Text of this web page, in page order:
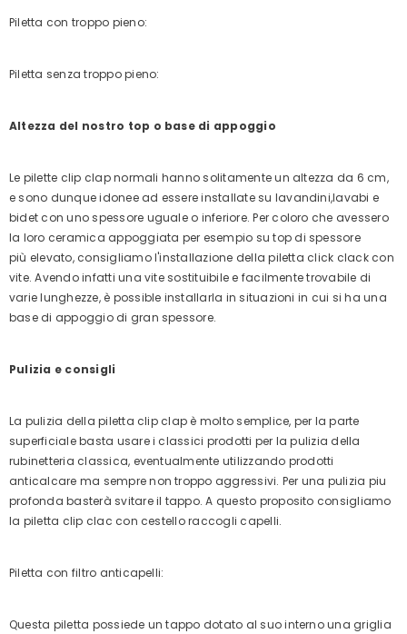
Piletta con troppo pieno:
Piletta senza troppo pieno:
Altezza del nostro top o base di appoggio
Le pilette clip clap normali hanno solitamente un altezza da 6 cm,
e sono dunque idonee ad essere installate su lavandini,lavabi e
bidet con uno spessore uguale o inferiore. Per coloro che avessero
la loro ceramica appoggiata per esempio su top di spessore
più elevato, consigliamo l'installazione della piletta click clack con
vite. Avendo infatti una vite sostituibile e facilmente trovabile di
varie lunghezze, è possible installarla in situazioni in cui si ha una
base di appoggio di gran spessore.
Pulizia e consigli
La pulizia della piletta clip clap è molto semplice, per la parte
superficiale basta usare i classici prodotti per la pulizia della
rubinetteria classica, eventualmente utilizzando prodotti
anticalcare ma sempre non troppo aggressivi. Per una pulizia piu
profonda basterà svitare il tappo. A questo proposito consigliamo
la piletta clip clac con cestello raccogli capelli.
Piletta con filtro anticapelli:
Questa piletta possiede un tappo dotato al suo interno una griglia